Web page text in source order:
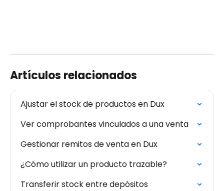
Artículos relacionados
Ajustar el stock de productos en Dux
Ver comprobantes vinculados a una venta
Gestionar remitos de venta en Dux
¿Cómo utilizar un producto trazable?
Transferir stock entre depósitos